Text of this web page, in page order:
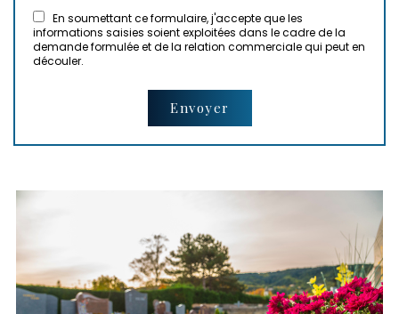
En soumettant ce formulaire, j'accepte que les
informations saisies soient exploitées dans le cadre de la
demande formulée et de la relation commerciale qui peut en
découler.